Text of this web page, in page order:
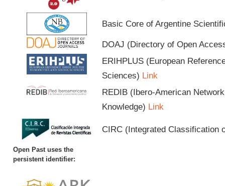
Basic Core of Argentine
DOAJ (Directory of Open
ERIHPLUS (European
Sciences) Link
REDIB (Ibero-American
Knowledge) Link
CIRC (Integrated Classification
Open Past uses the
persistent identifier: